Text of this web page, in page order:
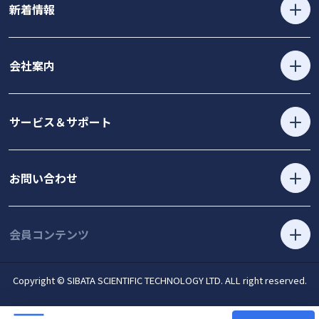
新着情報
会社案内
サービス＆サポート
お問い合わせ
会員コンテンツ
Copyright © SIBATA SCIENTIFIC TECHNOLOGY LTD. ALL right reserved.